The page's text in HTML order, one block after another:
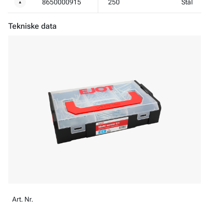
▼ 8650000915 250 Stål
Tekniske data
Art. Nr.